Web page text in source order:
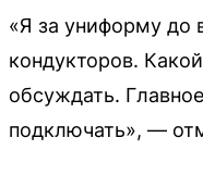
«Я за униформу до
кондукторов.
обсуждать.
подключать», —